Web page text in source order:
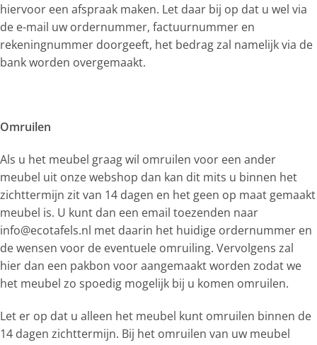
hiervoor een afspraak maken. Let daar bij op dat u wel via
de e-mail uw ordernummer, factuurnummer en
rekeningnummer doorgeeft, het bedrag zal namelijk via de
bank worden overgemaakt.
Omruilen
Als u het meubel graag wil omruilen voor een ander
meubel uit onze webshop dan kan dit mits u binnen het
zichttermijn zit van 14 dagen en het geen op maat gemaakt
meubel is. U kunt dan een email toezenden naar
info@ecotafels.nl met daarin het huidige ordernummer en
de wensen voor de eventuele omruiling. Vervolgens zal
hier dan een pakbon voor aangemaakt worden zodat we
het meubel zo spoedig mogelijk bij u komen omruilen.
Let er op dat u alleen het meubel kunt omruilen binnen de
14 dagen zichttermijn. Bij het omruilen van uw meubel